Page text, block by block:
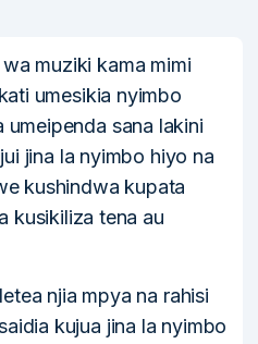
muziki kama mimi
umesikia nyimbo
umeipenda sana lakini
jina la nyimbo hiyo na
kushindwa kupata
kusikiliza tena au
njia mpya na rahisi
kujua jina la nyimbo